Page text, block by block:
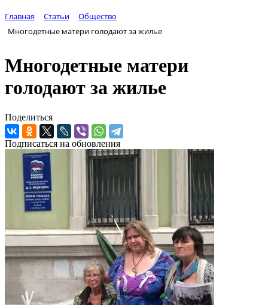
Главная Статьи
Общество
Многодетные матери голодают за жилье
Многодетные матери
голодают за жилье
Поделиться
Подписаться на обновления